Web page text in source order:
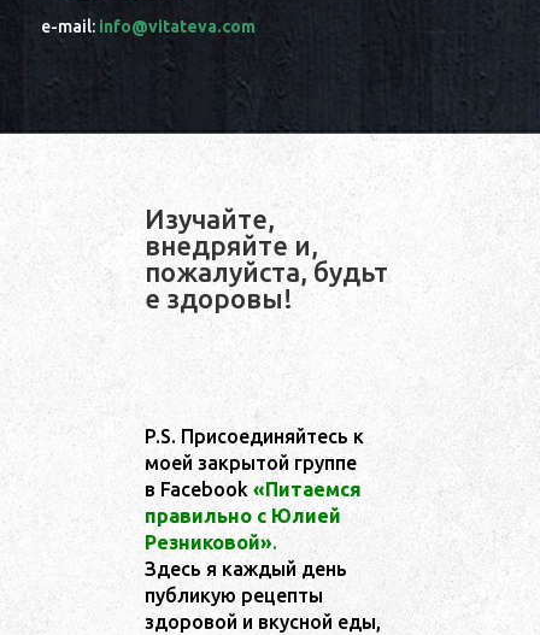
e-mail:info@vitateva.com
Изучайте,
внедряйте и,
пожалуйста, будьт
е здоровы!
P.S. Присоединяйтесь к
моей закрытой группе
в Facebook «Питаемся
правильно с Юлией
Резниковой».
Здесь я каждый день
публикую рецепты
здоровой и вкусной еды,